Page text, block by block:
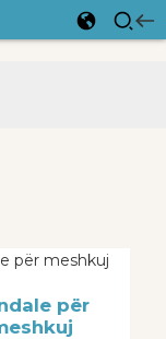
për